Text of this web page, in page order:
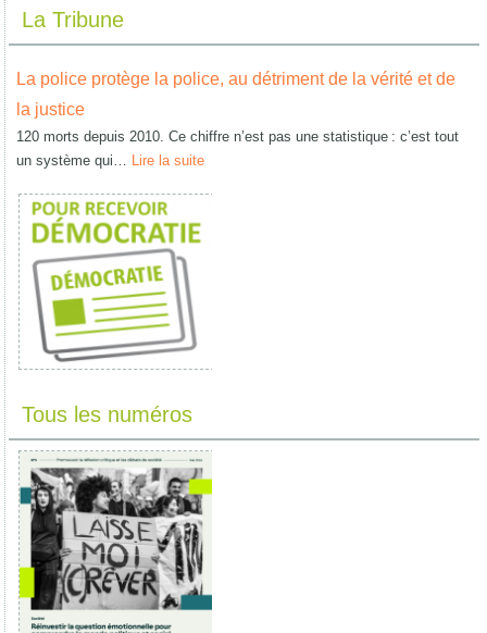
La Tribune
La police protège la police, au détriment de la vérité et de
la justice
120 morts depuis 2010. Ce chiffre n’est pas une statistique : c’est tout
un système qui… Lire la suite
Tous les numéros